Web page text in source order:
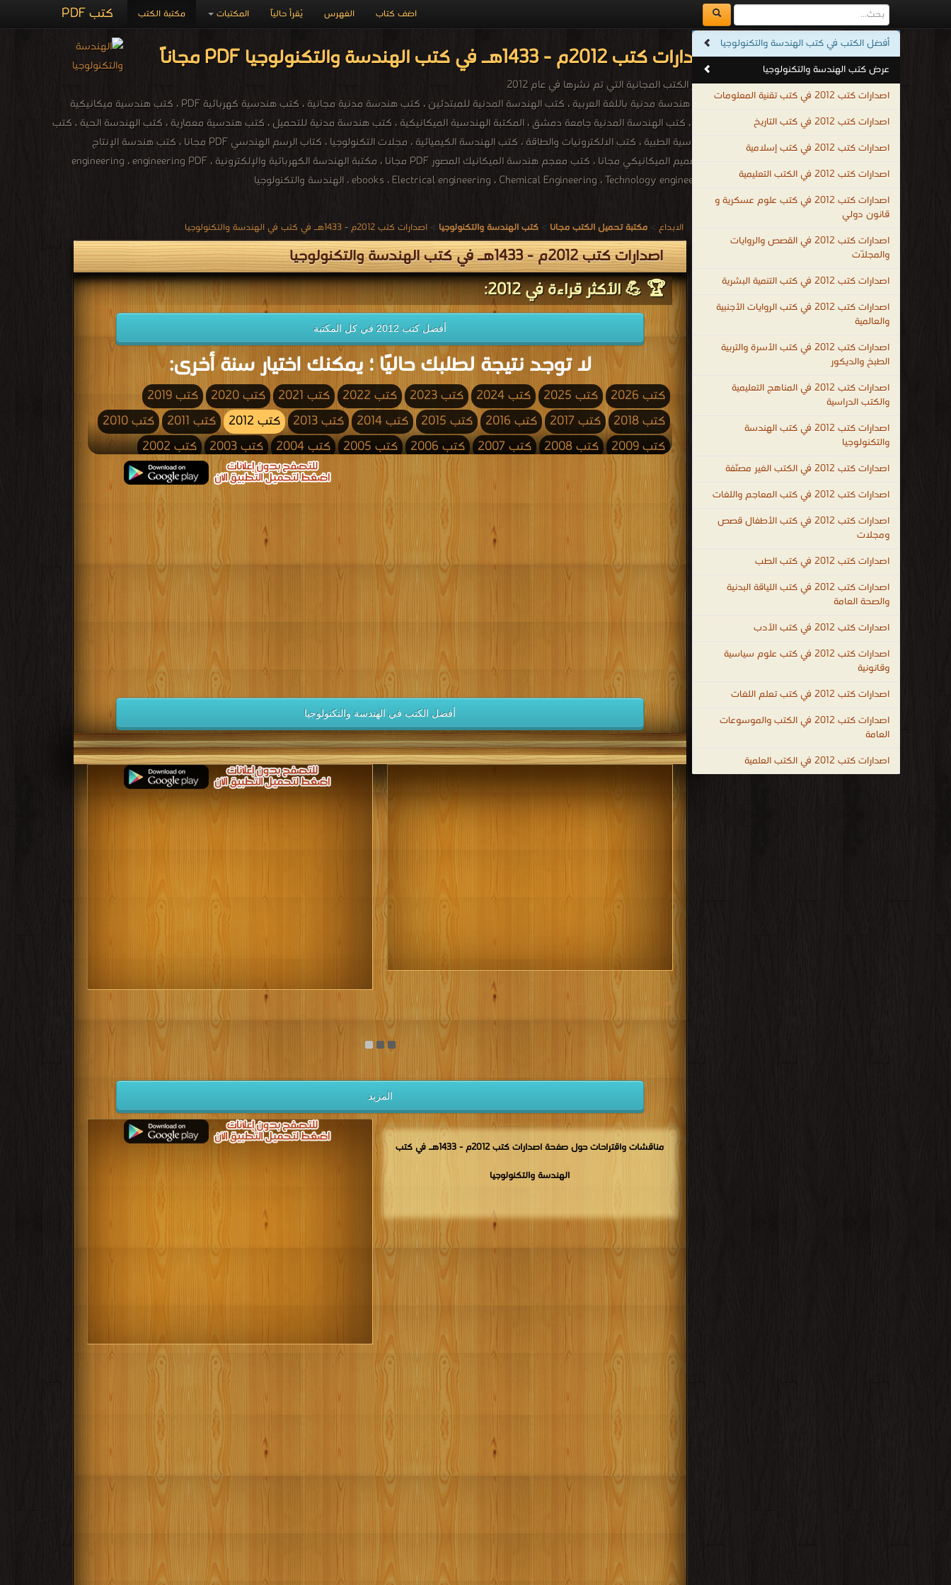
كتب PDF مكتبة الكتب المكتبات يُقرأ حالياً الفهرس اضف كتاب
اصدارات كتب 2012م - 1433هـ في كتب الهندسة والتكنولوجيا PDF مجاناً
أشهر الكتب المجانية التي تم نشرها في عام 2012
كتب هندسة مدنية باللغة العربية ، كتب الهندسة المدنية للمبتدئين ، كتب هندسة مدنية مجانية ، كتب هندسية كهربائية PDF ، كتب هندسية ميكانيكية
PDF ، كتب الهندسة المدنية جامعة دمشق ، المكتبة الهندسية الميكانيكية ، كتب هندسة مدنية للتحميل ، كتب هندسية معمارية ، كتب الهندسة الحية ، كتب
الهندسية الطبية ، كتب الالكترونيات والطاقة ، كتب الهندسة الكيميائية ، مجلات التكنولوجيا ، كتاب الرسم الهندسي PDF مجانا ، كتب هندسة الإنتاج
والتصميم الميكانيكي مجانا ، كتب معجم هندسة الميكانيك المصور PDF مجانا ، مكتبة الهندسة الكهربائية والإلكترونية ، engineering ، engineering PDF
ebooks ، Electrical engineering ، Chemical Engineering ، Technology engineering ، الهندسة والتكنولوجيا
أفضل الكتب في كتب الهندسة والتكنولوجيا
عرض كتب الهندسة والتكنولوجيا
اصدارات كتب 2012 في كتب تقنية المعلومات
اصدارات كتب 2012 في كتب التاريخ
اصدارات كتب 2012 في كتب إسلامية
اصدارات كتب 2012 في الكتب التعليمية
اصدارات كتب 2012 في كتب علوم عسكرية و
قانون دولي
اصدارات كتب 2012 في القصص والروايات
والمجلّات
اصدارات كتب 2012 في كتب التنمية البشرية
اصدارات كتب 2012 في كتب الروايات الأجنبية
والعالمية
اصدارات كتب 2012 في كتب الأسرة والتربية
الطبخ والديكور
اصدارات كتب 2012 في المناهج التعليمية
والكتب الدراسية
اصدارات كتب 2012 في كتب الهندسة
والتكنولوجيا
اصدارات كتب 2012 في الكتب الغير مصنّفة
اصدارات كتب 2012 في كتب المعاجم واللغات
اصدارات كتب 2012 في كتب الأطفال قصص
ومجلات
اصدارات كتب 2012 في كتب الطب
اصدارات كتب 2012 في كتب اللياقة البدنية
والصحة العامة
اصدارات كتب 2012 في كتب الأدب
اصدارات كتب 2012 في كتب علوم سياسية
وقانونية
اصدارات كتب 2012 في كتب تعلم اللغات
اصدارات كتب 2012 في الكتب والموسوعات
العامة
اصدارات كتب 2012 في الكتب العلمية
الابداع > مكتبة تحميل الكتب مجانا > كتب الهندسة والتكنولوجيا > اصدارات كتب 2012م - 1433هـ في كتب في الهندسة والتكنولوجيا
اصدارات كتب 2012م - 1433هـ في كتب الهندسة والتكنولوجيا
🏆 💪 الأكثر قراءة في 2012:
أفضل كتب 2012 في كل المكتبة
لا توجد نتيجة لطلبك حاليًا ؛ يمكنك اختيار سنة أخرى:
كتب 2026 كتب 2025 كتب 2024 كتب 2023 كتب 2022 كتب 2021 كتب 2020
كتب 2019
كتب 2018
كتب 2017 كتب 2016 كتب 2015 كتب 2014 كتب 2013 كتب 2012 كتب 2011
كتب 2010
كتب 2009
كتب 2008 كتب 2007 كتب 2006 كتب 2005 كتب 2004 كتب 2003
كتب 2002
كتب 2001
كتب 1998 كتب 1997 كتب 1996 كتب 1995 كتب 1994
كتب 1993
كتب 1989 كتب 1988 كتب 1985
كتب 1984
كتب 1979 كتب 1977 كتب 1976
كتب 1975
كتب 1974
كتب 1971 كتب 1970 كتب 1969 كتب 1968 كتب 1967
كتب 1966
كتب 1965
كتب 1962 كتب 1961 كتب 1960 كتب 1959 كتب 1958
كتب 1957
كتب 1952 كتب 1949
كتب 1948
كتب 1938
كتب 1935 كتب 1934 كتب 1931
كتب 1930
كتب 1929
كتب 1926 كتب 1925 كتب 1924 كتب 1923 كتب 1922
كتب 1921
كتب 1920
كتب 1919 كتب 1918 كتب 1917 كتب 1916 كتب 1915 كتب 1914 كتب 1913
كتب 1912
كتب 1911
كتب 1910 كتب 1909 كتب 1908 كتب 1907 كتب 1906 كتب 1905 كتب 1904
كتب 1903
كتب 1902
كتب 1901 كتب 1900
أفضل الكتب في الهندسة والتكنولوجيا
مكتبة تحميل الكتب مجانا
المزيد
مناقشات واقتراحات حول صفحة اصدارات كتب 2012م - 1433هـ في كتب
الهندسة والتكنولوجيا